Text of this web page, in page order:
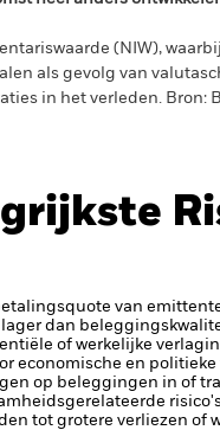
(NIW),
als gevolg van
in het verleden. Bron:
van
dan
of werkelijke
economische en
op beleggingen in of
tot grotere verliezen